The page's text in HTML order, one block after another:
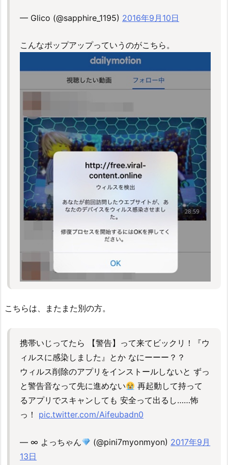
— Glico (@sapphire_1195) 2016年9月10日
こんなポップアップっていうのがこちら。
こちらは、またまた別の方。
携帯いじってたら 【警告】って来てビックリ！『ウ
ィルスに感染しました』とか なにーーー？？
ウィルス削除のアプリをインストールしないと ずっ
と警告音なって先に進めない
再起動して持って
るアプリでスキャンしても 安全って出るし……怖
っ！ pic.twitter.com/Aifeubadn0
— ∞ よっちゃん (@pini7myonmyon) 2017年9月
13日